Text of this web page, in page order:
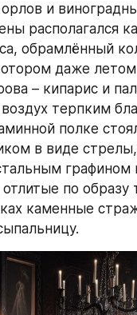
и
располагался
обрамлённый
даже
– кипарис и
терпким
полке
в виде
графином
по образу
каменные